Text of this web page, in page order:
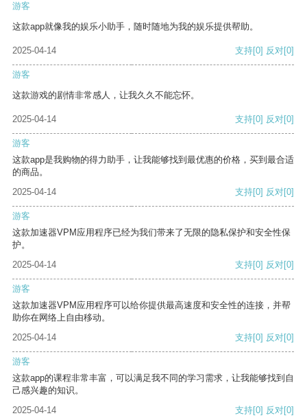
游客
这款app就像我的娱乐小助手，随时随地为我的娱乐提供帮助。
2025-04-14 支持[0] 反对[0]
游客
这款游戏的剧情非常感人，让我久久不能忘怀。
2025-04-14 支持[0] 反对[0]
游客
这款app是我购物的得力助手，让我能够找到最优惠的价格，买到最合适
的商品。
2025-04-14
支持[0] 反对[0]
游客
这款加速器VPM应用程序已经为我们带来了无限的隐私保护和安全性保
护。
2025-04-14
支持[0] 反对[0]
游客
这款加速器VPM应用程序可以给你提供最高速度和安全性的连接，并帮
助你在网络上自由移动。
2025-04-14
支持[0] 反对[0]
游客
这款app的课程非常丰富，可以满足我不同的学习需求，让我能够找到自
己感兴趣的知识。
2025-04-14
支持[0] 反对[0]